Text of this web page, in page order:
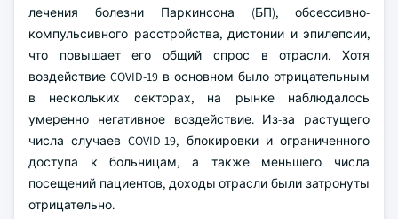
лечения болезни Паркинсона (БП), обсессивно-
компульсивного расстройства, дистонии и эпилепсии,
что повышает его общий спрос в отрасли. Хотя
воздействие COVID-19 в основном было отрицательным
в нескольких секторах, на рынке наблюдалось
умеренно негативное воздействие. Из-за растущего
числа случаев COVID-19, блокировки и ограниченного
доступа к больницам, а также меньшего числа
посещений пациентов, доходы отрасли были затронуты
отрицательно.